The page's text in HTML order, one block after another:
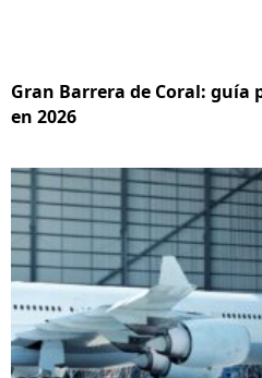
Gran Barrera de Coral: guía
en 2026